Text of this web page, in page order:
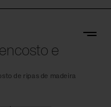
e
de ripas de madeira